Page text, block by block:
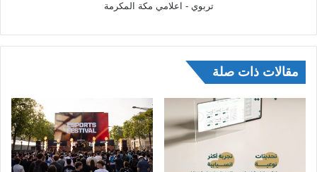
تربوي - اعلامي مكة المكرمة
مقالات ذات صلة